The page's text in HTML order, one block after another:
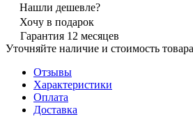
Нашли дешевле?
Хочу в подарок
Гарантия 12 месяцев
Уточняйте наличие и стоимость
Отзывы
Характеристики
Оплата
Доставка